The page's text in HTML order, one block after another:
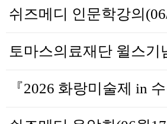
쉬즈메디 인문학강의
『2026 화랑미술제 in